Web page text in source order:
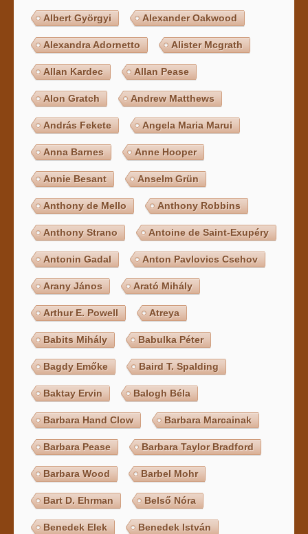
Albert Györgyi Alexander Oakwood
Alexandra Adornetto Alister Mcgrath
Allan Kardec Allan Pease
Alon Gratch Andrew Matthews
András Fekete Angela Maria Marui
Anna Barnes Anne Hooper
Annie Besant Anselm Grün
Anthony de Mello Anthony Robbins
Anthony Strano Antoine de Saint-Exupéry
Antonin Gadal Anton Pavlovics Csehov
Arany János Arató Mihály
Arthur E. Powell Atreya
Babits Mihály Babulka Péter
Bagdy Emőke Baird T. Spalding
Baktay Ervin Balogh Béla
Barbara Hand Clow Barbara Marcainak
Barbara Pease Barbara Taylor Bradford
Barbara Wood Barbel Mohr
Bart D. Ehrman Belső Nóra
Benedek Elek Benedek István